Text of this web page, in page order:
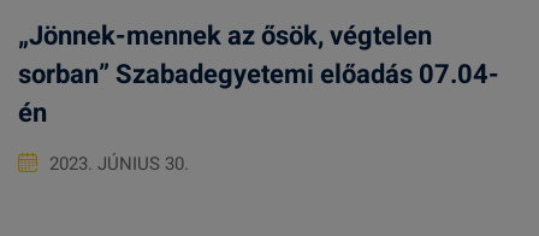
„Jönnek-mennek az ősök, végtelen
sorban” Szabadegyetemi előadás 07.04-
én
2023. JÚNIUS 30.